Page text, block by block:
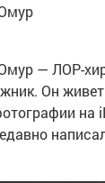
— ЛОР-
Он
на